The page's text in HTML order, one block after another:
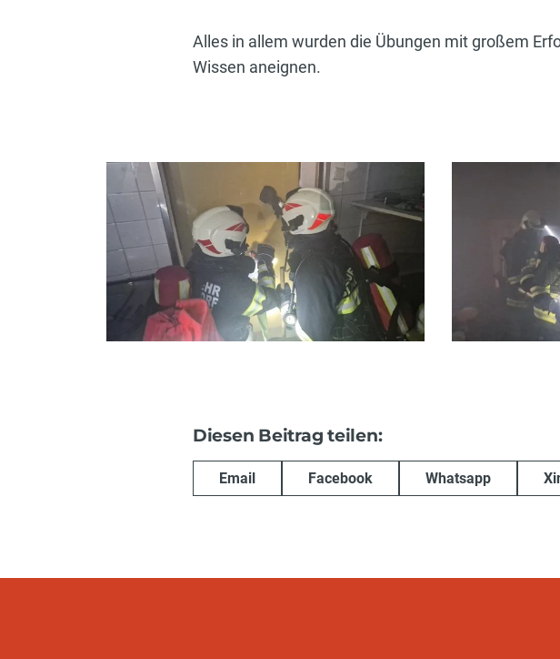
Alles in allem wurden die Übungen mit großem
Wissen aneignen.
Diesen Beitrag teilen:
Email Facebook Whatsapp